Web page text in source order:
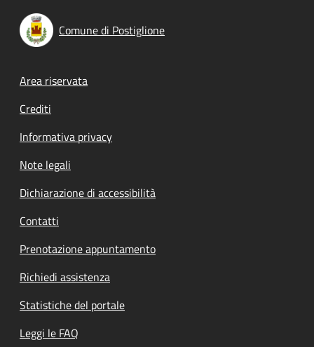
Comune di Postiglione
Footer menu
Area riservata
Crediti
Informativa privacy
Note legali
Dichiarazione di accessibilità
Contatti
Prenotazione appuntamento
Richiedi assistenza
Statistiche del portale
Leggi le FAQ